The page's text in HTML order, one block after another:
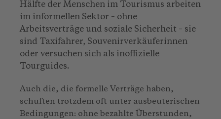
Hälfte der Menschen im Tourismus arbeiten
im informellen Sektor – ohne
Arbeitsverträge und soziale Sicherheit – sie
sind Taxifahrer, Souvenirverkäuferinnen
oder versuchen sich als inoffizielle
Tourguides.
Auch die, die formelle Verträge haben,
schuften trotzdem oft unter ausbeuterischen
Bedingungen: ohne bezahlte Überstunden,